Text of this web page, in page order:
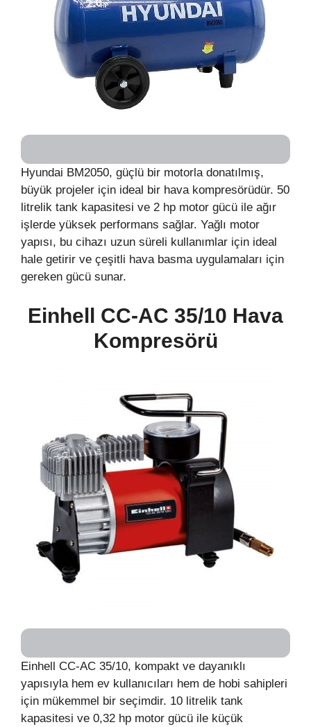
Hyundai BM2050, güçlü bir motorla donatılmış,
büyük projeler için ideal bir hava kompresörüdür. 50
litrelik tank kapasitesi ve 2 hp motor gücü ile ağır
işlerde yüksek performans sağlar. Yağlı motor
yapısı, bu cihazı uzun süreli kullanımlar için ideal
hale getirir ve çeşitli hava basma uygulamaları için
gereken gücü sunar.
Einhell CC-AC 35/10 Hava
Kompresörü
Einhell CC-AC 35/10, kompakt ve dayanıklı
yapısıyla hem ev kullanıcıları hem de hobi sahipleri
için mükemmel bir seçimdir. 10 litrelik tank
kapasitesi ve 0,32 hp motor gücü ile küçük